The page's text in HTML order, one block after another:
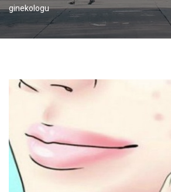
ginekologu